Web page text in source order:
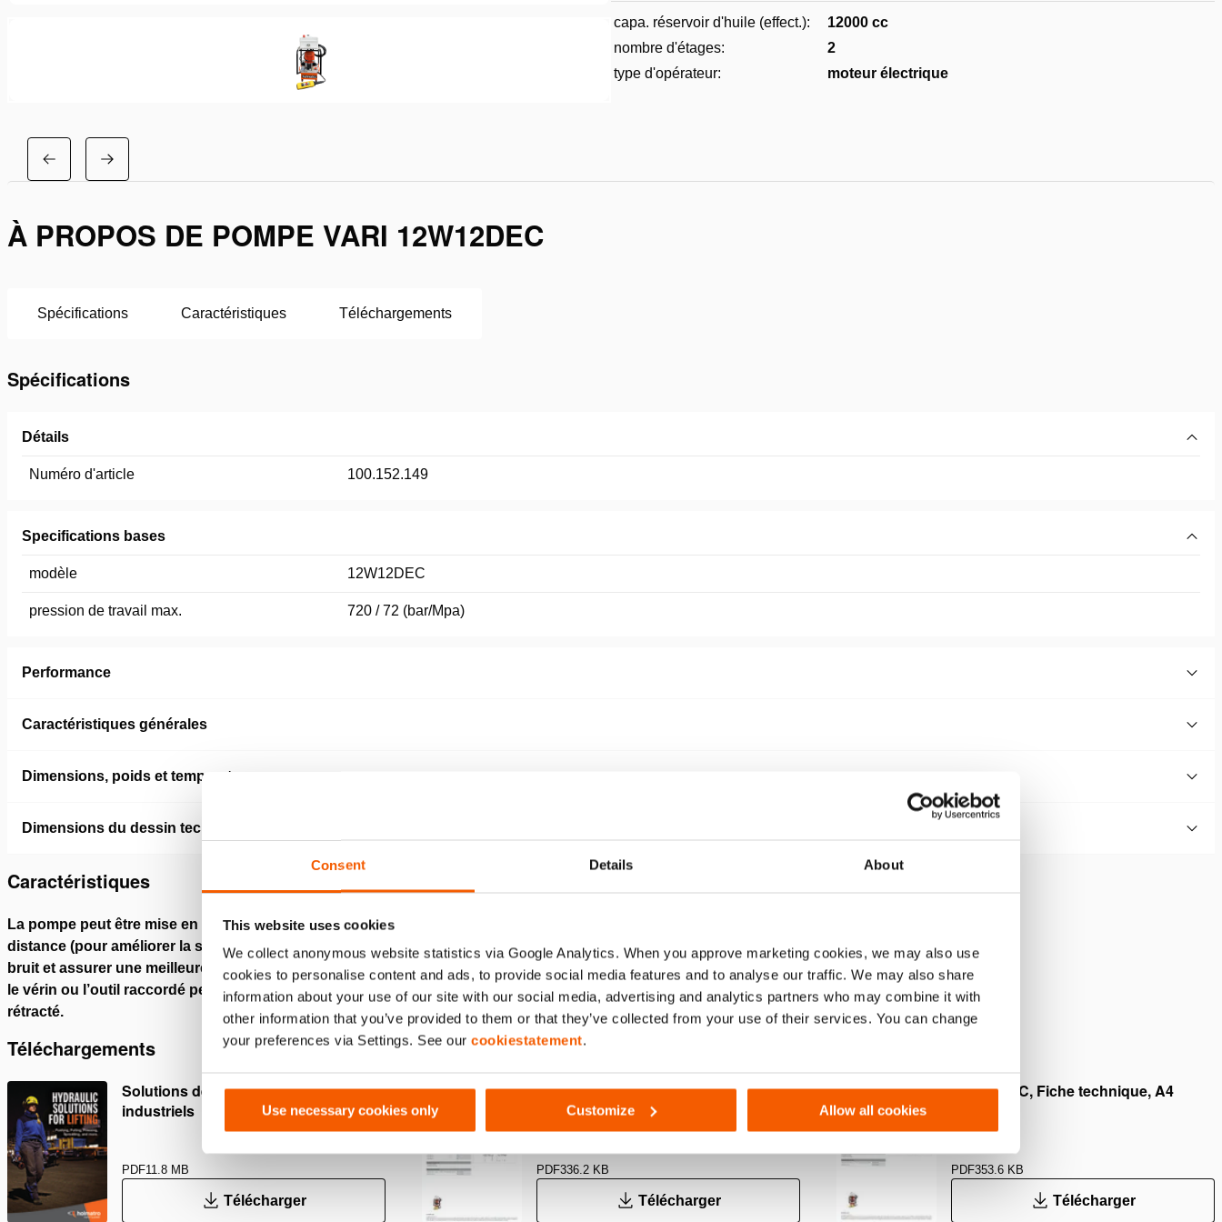
Consent Details About
This website uses cookies
We collect anonymous website statistics via Google Analytics. When you approve marketing cookies, we may also use
cookies to personalise content and ads, to provide social media features and to analyse our traffic. We may also share
information about your use of our site with our social media, advertising and analytics partners who may combine it with
other information that you’ve provided to them or that they’ve collected from your use of their services. You can change
your preferences via Settings. See our cookiestatement.
Use necessary cookies only Customize Allow all cookies
liste
de
capa. réservoir d'huile (effect.):
12000 cc
nombre d'étages:
2
type d'opérateur:
moteur électrique
À PROPOS DE POMPE VARI 12W12DEC
Spécifications Caractéristiques Téléchargements
Spécifications
Détails
Numéro d'article 100.152.149
Specifications bases
modèle 12W12DEC
pression de travail max. 720 / 72 (bar/Mpa)
Performance
Caractéristiques générales
Dimensions, poids et temperature
Dimensions du dessin technique
Caractéristiques
La pompe peut être mise en marche et arrêtée à
distance (pour améliorer la sécurité, réduire le
bruit et assurer une meilleure visibilité), ainsi que
le vérin ou l’outil raccordé peut être déployé et
rétracté.
En cas de panne d’alimentation électrique, la
pression d’huile est maintenue
clapet pressostatique anti-retour
Téléchargements
Solutions de Levage – Outils
industriels
PDF11.8 MB
Télécharger
12W12DEC, Fiche technique, Lettre
impérial
PDF336.2 KB
Télécharger
12W12DEC, Fiche technique, A4
PDF353.6 KB
Télécharger